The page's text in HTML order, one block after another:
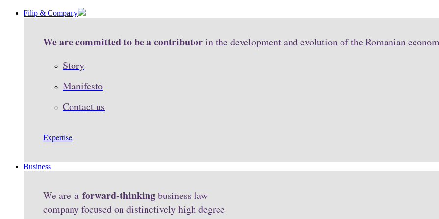
Filip & Company
We are committed to be a contributorin the development and evolution of the Romanian
Story
Manifesto
Contact us
Expertise
Business
We are a forward-thinkingbusiness law
company focused on distinctively high degree